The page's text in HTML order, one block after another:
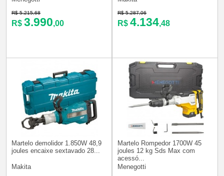
R$ 5.215,68
R$ 3.990,00
R$ 5.287,06
R$ 4.134,48
Martelo demolidor 1.850W 48,9
joules encaixe sextavado 28...
Makita
Martelo Rompedor 1700W 45
joules 12 kg Sds Max com
acessó...
Menegotti